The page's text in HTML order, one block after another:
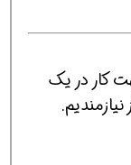
کار در یک